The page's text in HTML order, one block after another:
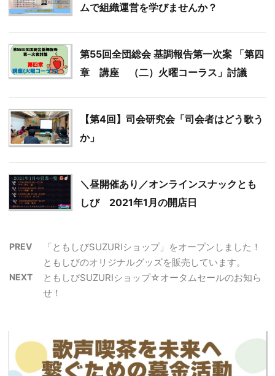
ムで組織運営を学びませんか？
第55回全団総会 基調報告第一次案 「第四
章 講座 （二）火曜コーラス」討議
【第4回】司会研究会「司会者はどう歌う
か」
＼昼開催あり／オンラインスナックとも
しび 2021年1月の開店日
PREV
「ともしびSUZURIショップ」をオープンしました！
ともしびのオリジナルグッズを販売しています。
NEXT
ともしびSUZURIショップ☆オータムセールのお知ら
せ！